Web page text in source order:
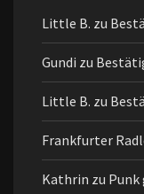
Little B. zu
Gundi zu
Little B. zu
Frankfurter
Kathrin zu Punk